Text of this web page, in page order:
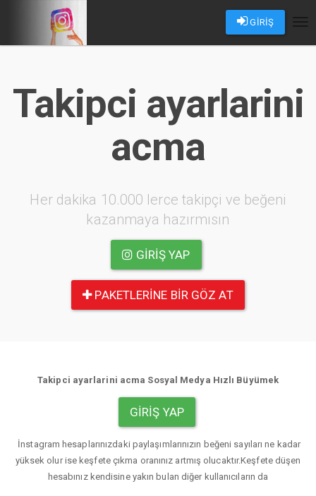
GİRİŞ
Takipci ayarlarini
acma
Her dakika 10.000 lerce takipçi ve beğeni
kazanmaya hazırmısın
GIRIŞ YAP
PAKETLERINE BIR GÖZ AT
Takipci ayarlarini acma Sosyal Medya Hızlı Büyümek
GIRIŞ YAP
İnstagram hesaplarınızdaki paylaşımlarınızın beğeni sayıları ne kadar
yüksek olur ise keşfete çıkma oranınız artmış olucaktır.Keşfete düşen
hesabınız kendisine yakın bulan diğer kullanıcıların da